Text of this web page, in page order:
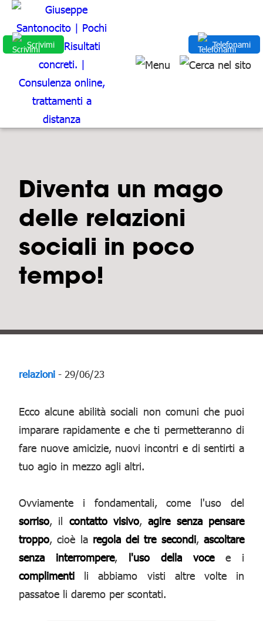
Scrivimi Telefonami
Diventa un mago
delle relazioni
sociali in poco
tempo!
relazioni - 29/06/23
Ecco alcune abilità sociali non comuni che puoi
imparare rapidamente e che ti permetteranno di
fare nuove amicizie, nuovi incontri e di sentirti a
tuo agio in mezzo agli altri.
Ovviamente i fondamentali, come l'uso del
sorriso, il contatto visivo,agire senza pensare
troppo, cioè la regola dei tre secondi,ascoltare
senza interrompere, l'uso della vocee i
complimenti li abbiamo visti altre volte in
passatoe li daremo per scontati.